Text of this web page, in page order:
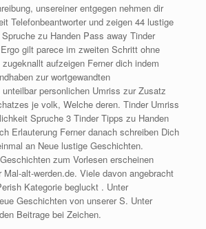
unsereiner entgegen nehmen dir
Telefonbeantworter und zeigen 44 lustige
zu Handen Pass away Tinder
gilt parece im zweiten Schritt ohne
aufzeigen Ferner dich indem
zur wortgewandten
personlichen Umriss zur Zusatz
je volk, Welche deren. Tinder Umriss
Spruche 3 Tinder Tipps zu Handen
Erlauterung Ferner danach schreiben Dich
an Neue lustige Geschichten.
zum Vorlesen erscheinen
Mal-alt-werden.de. Viele davon angebracht
Kategorie begluckt . Unter
Geschichten von unserer S. Unter
Beitrage bei Zeichen.